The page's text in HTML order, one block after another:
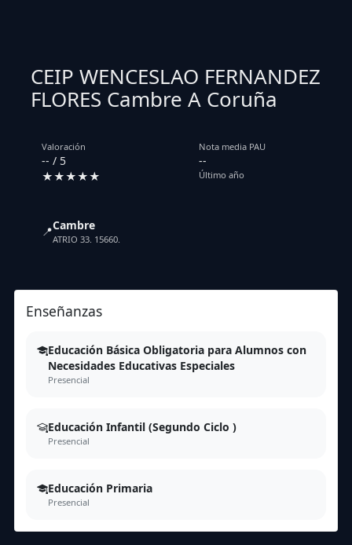
CEIP WENCESLAO FERNANDEZ
FLORES Cambre A Coruña
Valoración
-- / 5
★★★★★
Nota media PAU
--
Último año
📍Cambre
ATRIO 33. 15660.
Enseñanzas
Educación Básica Obligatoria para Alumnos con
Necesidades Educativas Especiales
Presencial
Educación Infantil (Segundo Ciclo )
Presencial
Educación Primaria
Presencial